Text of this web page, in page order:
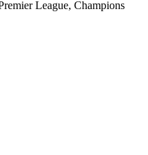
League, Champions